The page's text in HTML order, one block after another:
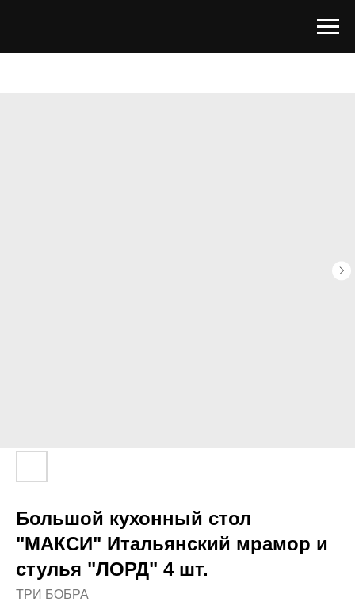
Большой кухонный стол
"МАКСИ" Итальянский мрамор и
стулья "ЛОРД" 4 шт.
ТРИ БОБРА